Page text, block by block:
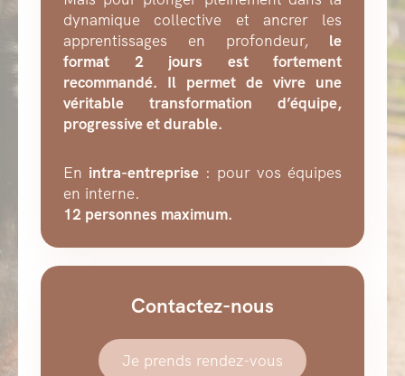
dynamique collective et ancrer les
apprentissages en profondeur, le
format 2 jours est fortement
recommandé. Il permet de vivre une
véritable transformation d’équipe,
progressive et durable.
En intra-entreprise : pour vos équipes
en interne.
12 personnes maximum.
Contactez-nous
Je prends rendez-vous